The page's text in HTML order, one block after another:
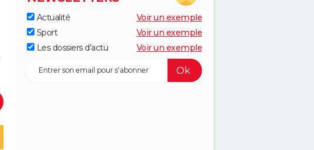
Actualité
Voir un exemple
Sport
Voir un exemple
Les dossiers d'actu
Voir un exemple